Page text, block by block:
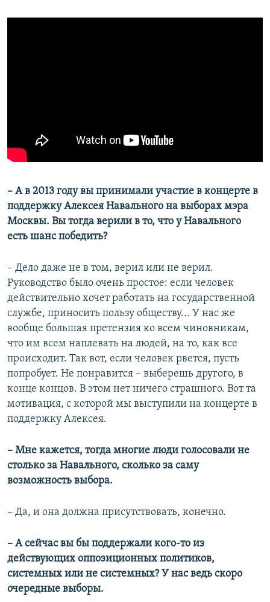
– А в 2013 году вы принимали участие в концерте в
поддержку Алексея Навального на выборах мэра
Москвы. Вы тогда верили в то, что у Навального
есть шанс победить?
– Дело даже не в том, верил или не верил.
Руководство было очень простое: если человек
действительно хочет работать на государственной
службе, приносить пользу обществу... У нас же
вообще большая претензия ко всем чиновникам,
что им всем наплевать на людей, на то, как все
происходит. Так вот, если человек рвется, пусть
попробует. Не понравится – выберешь другого, в
конце концов. В этом нет ничего страшного. Вот та
мотивация, с которой мы выступили на концерте в
поддержку Алексея.
– Мне кажется, тогда многие люди голосовали не
столько за Навального, сколько за саму
возможность выбора.
– Да, и она должна присутствовать, конечно.​
– А сейчас вы бы поддержали кого-то из
действующих оппозиционных политиков,
системных или не системных? У нас ведь скоро
очередные выборы.